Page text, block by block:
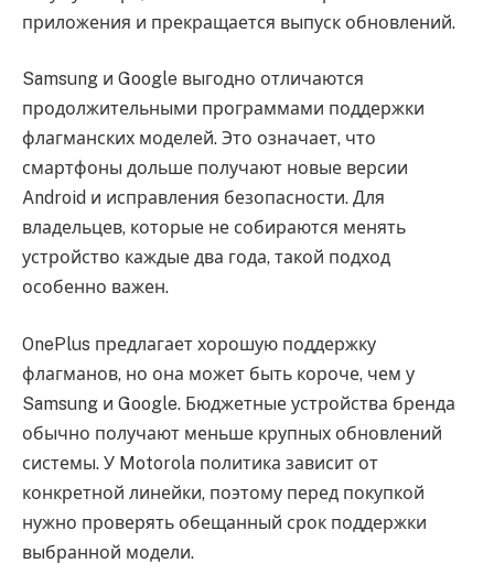
приложения и прекращается выпуск обновлений.
Samsung и Google выгодно отличаются
продолжительными программами поддержки
флагманских моделей. Это означает, что
смартфоны дольше получают новые версии
Android и исправления безопасности. Для
владельцев, которые не собираются менять
устройство каждые два года, такой подход
особенно важен.
OnePlus предлагает хорошую поддержку
флагманов, но она может быть короче, чем у
Samsung и Google. Бюджетные устройства бренда
обычно получают меньше крупных обновлений
системы. У Motorola политика зависит от
конкретной линейки, поэтому перед покупкой
нужно проверять обещанный срок поддержки
выбранной модели.